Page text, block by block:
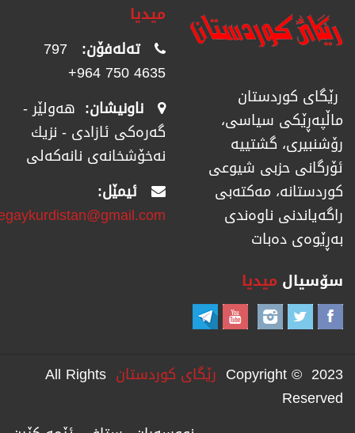
رێگای كوردستان
ماڵپەڕێكی سیاسی،
رۆشنبیری، گشتییە
ئۆرگانی حزبی شیوعی
كوردستانە، مەكتەبی
راگەیاندنی ناوەندی
بەڕێوەی دەبات
میدیا
تەلەفۆن: 797
4635 750 964+
ناونیشان: هەولێر -
گەرەکی ئازادی - نزیك
نەخۆشخانەی نانەکەلی
ئیمێل:
سۆسیال میدیا
Copyright © 2023 رێگای كوردستان All Rights
Reserved